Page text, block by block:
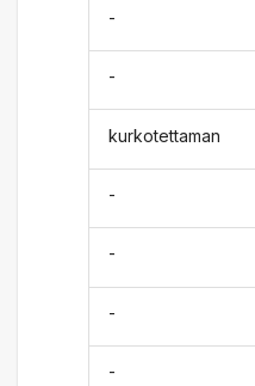
-
-
kurkotettaman
-
-
-
-